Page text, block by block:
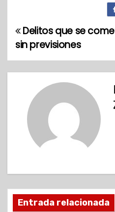
N
a
v
ó
Delitos que se
sin previsiones
Entrada relacionada